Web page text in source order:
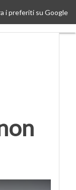
i preferiti su Google